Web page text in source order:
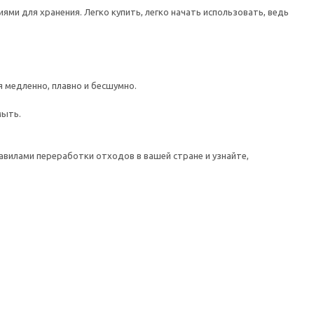
для хранения. Легко купить, легко начать использовать, ведь
плавно и бесшумно.
переработки отходов в вашей стране и узнайте,